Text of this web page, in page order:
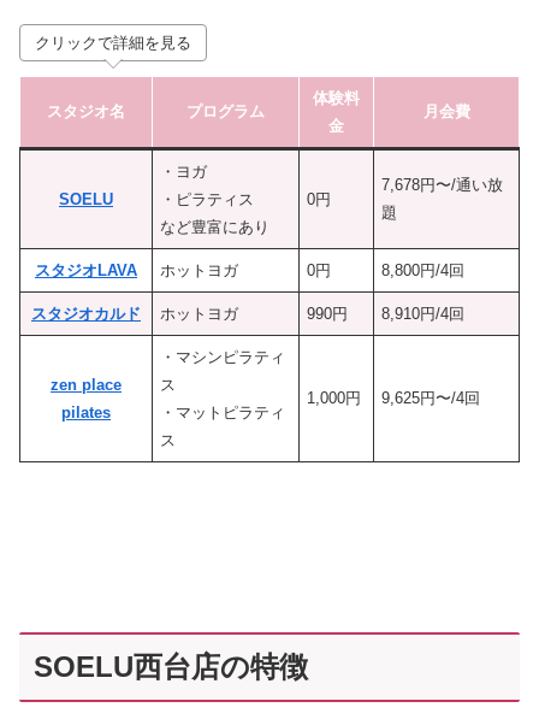
クリックで詳細を見る
スタジオ名 プログラム
体験料
金
月会費
SOELU
・ヨガ
・ピラティス
など豊富にあり
0円
7,678円〜/通い放
題
スタジオLAVA ホットヨガ 0円 8,800円/4回
スタジオカルド ホットヨガ 990円 8,910円/4回
zen place
pilates
・マシンピラティ
ス
・マットピラティ
ス
1,000円 9,625円〜/4回
SOELU西台店の特徴